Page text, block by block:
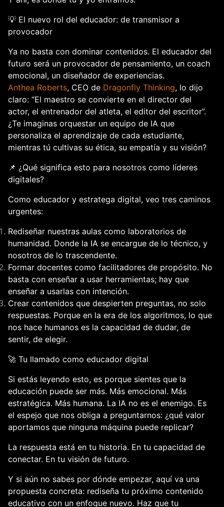
💡 El nuevo rol del educador: de transmisor a
provocador
Ya no basta con dominar contenidos. El educador del
futuro será un provocador de pensamiento, un coach
emocional, un diseñador de experiencias.
Anthea Roberts, CEO de Dragonfly Thinking, lo dijo
claro: “El maestro se convierte en el director del
actor, el entrenador del atleta, el editor del escritor”.
¿Te imaginas orquestar un equipo de IA que
personaliza el aprendizaje de cada estudiante,
mientras tú cultivas su ética, su empatía y su visión?
📌 ¿Qué significa esto para nosotros como líderes
digitales?
Como educador y estratega digital, veo tres caminos
urgentes:
Rediseñar nuestras aulas como laboratorios de
humanidad. Donde la IA se encargue de lo técnico, y
nosotros de lo trascendente.
Formar docentes como facilitadores de propósito. No
basta con enseñar a usar herramientas; hay que
enseñar a usarlas con intención.
Crear contenidos que despierten preguntas, no solo
respuestas. Porque en la era de los algoritmos, lo que
nos hace humanos es la capacidad de dudar, de
sentir, de elegir.
🚀 Tu llamado como educador digital
Si estás leyendo esto, es porque sientes que la
educación puede ser más. Más emocional. Más
estratégica. Más humana. La IA no es el enemigo. Es
el espejo que nos obliga a preguntarnos: ¿qué valor
aportamos que ninguna máquina puede replicar?
La respuesta está en tu historia. En tu capacidad de
conectar. En tu visión de futuro.
Y si aún no sabes por dónde empezar, aquí va una
propuesta concreta: rediseña tu próximo contenido
educativo con un enfoque nuevo. Haz que tu